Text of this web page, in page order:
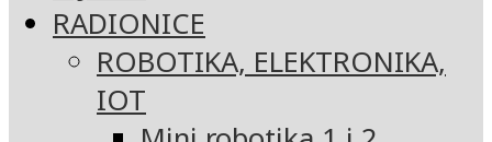
RADIONICE
ROBOTIKA, ELEKTRONIKA,
IOT